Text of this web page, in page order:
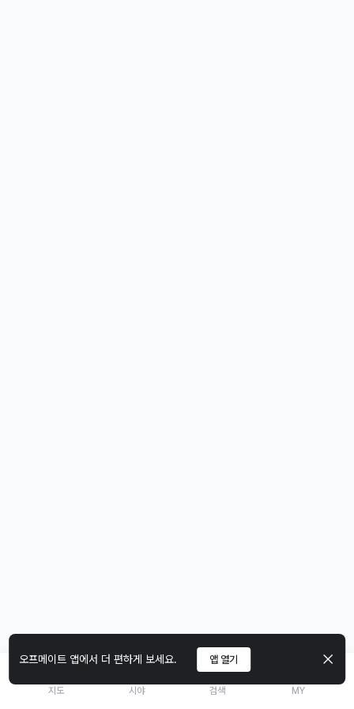
오프메이트 앱에서 더 편하게 보세요. 앱 열기
지도 시야 검색 MY